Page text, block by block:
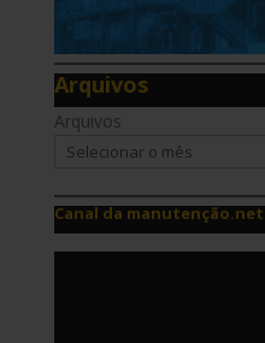
Arquivos
Arquivos
Canal da manutenção.net